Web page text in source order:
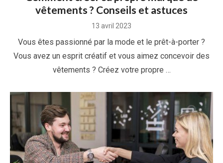
vêtements ? Conseils et astuces
Posted
13 avril 2023
Vous êtes passionné par la mode et le prêt-à-porter ?
Vous avez un esprit créatif et vous aimez concevoir des
vêtements ? Créez votre propre …